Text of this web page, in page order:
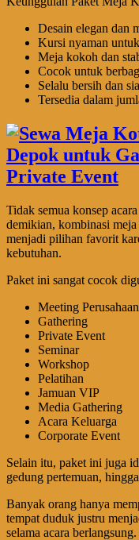
Desain elegan dan
Kursi nyaman
Meja kokoh dan
Cocok untuk
Selalu bersih dan
Tersedia dalam
Tidak semua konsep
demikian, kombinasi
menjadi pilihan favorit
kebutuhan.
Paket ini sangat cocok
Meeting Perusahaan
Gathering
Private Event
Seminar
Workshop
Pelatihan
Jamuan VIP
Media Gathering
Acara Keluarga
Corporate Event
Selain itu, paket ini juga
gedung pertemuan,
Banyak orang hanya
tempat duduk justru
selama acara berlangsung.